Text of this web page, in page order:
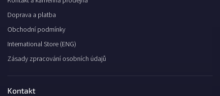
Doprava a platba
Obchodní podmínky
International Store (ENG)
Zásady zpracování osobních údajů
Kontakt